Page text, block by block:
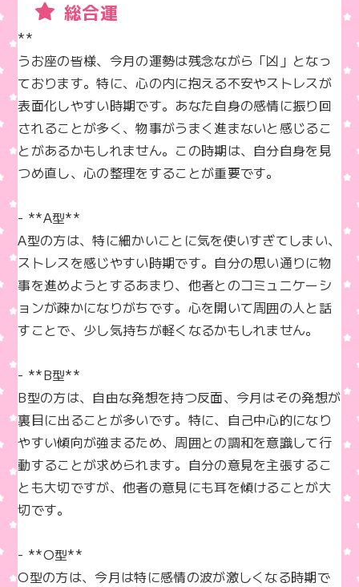
e
b
o
o
k
Li
n
k
総合運
**
うお座の皆様、今月の運勢は残念ながら「凶」となっ
ております。特に、心の内に抱える不安やストレスが
表面化しやすい時期です。あなた自身の感情に振り回
されることが多く、物事がうまく進まないと感じるこ
とがあるかもしれません。この時期は、自分自身を見
つめ直し、心の整理をすることが重要です。
- **A型**
A型の方は、特に細かいことに気を使いすぎてしまい、
ストレスを感じやすい時期です。自分の思い通りに物
事を進めようとするあまり、他者とのコミュニケーシ
ョンが疎かになりがちです。心を開いて周囲の人と話
すことで、少し気持ちが軽くなるかもしれません。
- **B型**
B型の方は、自由な発想を持つ反面、今月はその発想が
裏目に出ることが多いです。特に、自己中心的になり
やすい傾向が強まるため、周囲との調和を意識して行
動することが求められます。自分の意見を主張するこ
とも大切ですが、他者の意見にも耳を傾けることが大
切です。
- **O型**
O型の方は、今月は特に感情の波が激しくなる時期で